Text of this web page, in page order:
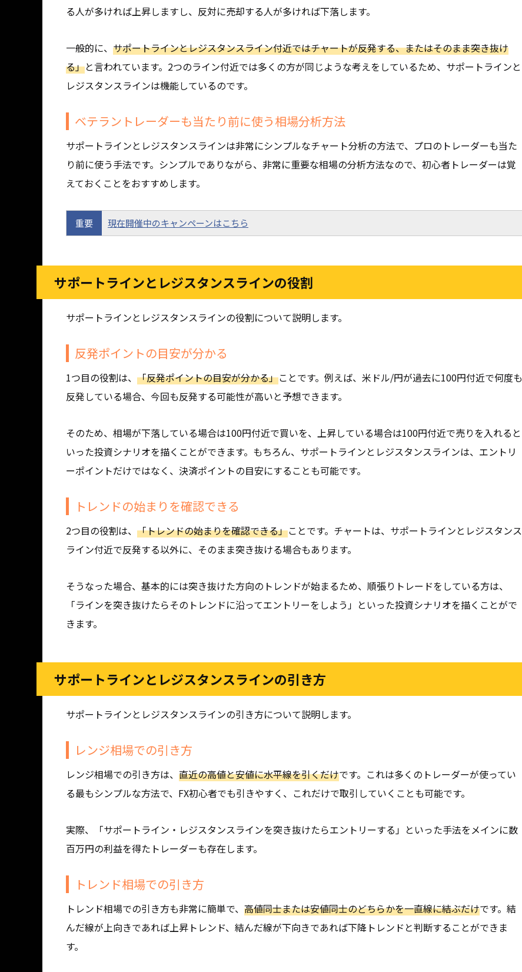
る人が多ければ上昇しますし、反対に売却する人が多ければ下落します。
一般的に、 サポートラインとレジスタンスライン付近ではチャートが反発する、またはそのまま突き抜け
る」と言われています。2つのライン付近では多くの方が同じような考えをしているため、サポートラインと
レジスタンスラインは機能しているのです。
ベテラントレーダーも当たり前に使う相場分析方法
サポートラインとレジスタンスラインは非常にシンプルなチャート分析の方法で、プロのトレーダーも当た
り前に使う手法です。シンプルでありながら、非常に重要な相場の分析方法なので、初心者トレーダーは覚
えておくことをおすすめします。
重要 現在開催中のキャンペーンはこちら
サポートラインとレジスタンスラインの役割
サポートラインとレジスタンスラインの役割について説明します。
反発ポイントの目安が分かる
1つ目の役割は、 「反発ポイントの目安が分かる」ことです。例えば、米ドル/円が過去に100円付近で何度も
反発している場合、今回も反発する可能性が高いと予想できます。
そのため、相場が下落している場合は100円付近で買いを、上昇している場合は100円付近で売りを入れると
いった投資シナリオを描くことができます。もちろん、サポートラインとレジスタンスラインは、エントリ
ーポイントだけではなく、決済ポイントの目安にすることも可能です。
トレンドの始まりを確認できる
2つ目の役割は、 「トレンドの始まりを確認できる」ことです。チャートは、サポートラインとレジスタンス
ライン付近で反発する以外に、そのまま突き抜ける場合もあります。
そうなった場合、基本的には突き抜けた方向のトレンドが始まるため、順張りトレードをしている方は、
「ラインを突き抜けたらそのトレンドに沿ってエントリーをしよう」といった投資シナリオを描くことがで
きます。
サポートラインとレジスタンスラインの引き方
サポートラインとレジスタンスラインの引き方について説明します。
レンジ相場での引き方
レンジ相場での引き方は、 直近の高値と安値に水平線を引くだけです。これは多くのトレーダーが使ってい
る最もシンプルな方法で、FX初心者でも引きやすく、これだけで取引していくことも可能です。
実際、「サポートライン・レジスタンスラインを突き抜けたらエントリーする」といった手法をメインに数
百万円の利益を得たトレーダーも存在します。
トレンド相場での引き方
トレンド相場での引き方も非常に簡単で、 高値同士または安値同士のどちらかを一直線に結ぶだけです。結
んだ線が上向きであれば上昇トレンド、結んだ線が下向きであれば下降トレンドと判断することができま
す。